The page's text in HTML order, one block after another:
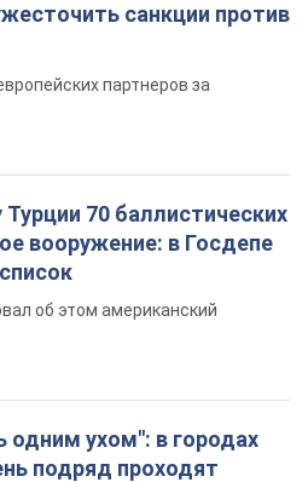
санкции против
партнеров за
70 баллистических
вооружение: в Госдепе
об этом американский
ухом": в городах
подряд проходят